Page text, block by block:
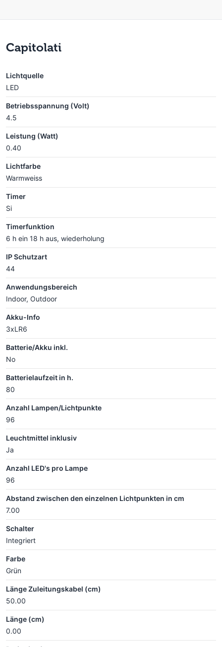
Capitolati
Lichtquelle
LED
Betriebsspannung (Volt)
4.5
Leistung (Watt)
0.40
Lichtfarbe
Warmweiss
Timer
Si
Timerfunktion
6 h ein 18 h aus, wiederholung
IP Schutzart
44
Anwendungsbereich
Indoor, Outdoor
Akku-Info
3xLR6
Batterie/Akku inkl.
No
Batterielaufzeit in h.
80
Anzahl Lampen/Lichtpunkte
96
Leuchtmittel inklusiv
Ja
Anzahl LED's pro Lampe
96
Abstand zwischen den einzelnen Lichtpunkten in cm
7.00
Schalter
Integriert
Farbe
Grün
Länge Zuleitungskabel (cm)
50.00
Länge (cm)
0.00